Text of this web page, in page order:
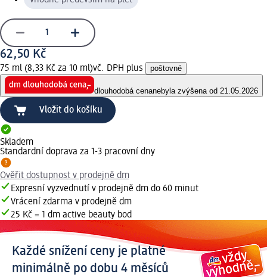
62,50 Kč
75 ml (8,33 Kč za 10 ml)vč. DPH plus poštovné
dlouhodobá cenanebyla zvýšena od 21.05.2026
Vložit do košíku
Skladem
Standardní doprava za 1-3 pracovní dny
Ověřit dostupnost v prodejně dm
Expresní vyzvednutí v prodejně dm do 60 minut
Vrácení zdarma v prodejně dm
25 Kč = 1 dm active beauty bod
Každé snížení ceny je platné
minimálně po dobu 4 měsíců